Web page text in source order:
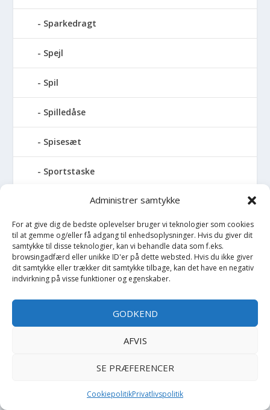
Administrer samtykke
For at give dig de bedste oplevelser bruger vi teknologier som cookies
til at gemme og/eller få adgang til enhedsoplysninger. Hvis du giver dit
samtykke til disse teknologier, kan vi behandle data som f.eks.
browsingadfærd eller unikke ID'er på dette websted. Hvis du ikke giver
dit samtykke eller trækker dit samtykke tilbage, kan det have en negativ
indvirkning på visse funktioner og egenskaber.
GODKEND
AFVIS
SE PRÆFERENCER
CookiepolitikPrivatlivspolitik
Sparkedragt
Spejl
Spil
Spilledåse
Spisesæt
Sportstaske
Stablelegetøj
Stofble